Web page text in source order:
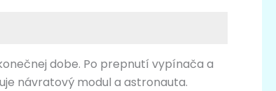
dobe. Po prepnutí vypínača a
návratový modul a astronauta.